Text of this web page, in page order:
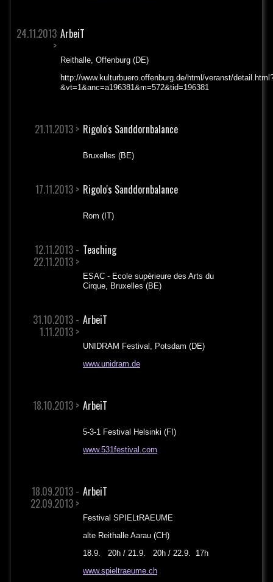
24.11.2013
>
ArbeiT
Reithalle, Offenburg (DE)
http://www.kulturbuero.offenburg.de/html/veranst/
&vt=1&anc=a196381&m=572&tid=196381
21.11.2013 > Rigolo's Sanddornbalance
Bruxelles (BE)
17.11.2013 > Rigolo's Sanddornbalance
Rom (IT)
12.11.2013 -
22.11.2013 >
Teaching
ESAC - Ecole supérieure des Arts du
Cirque, Bruxelles (BE)
31.10.2013 -
1.11.2013 >
ArbeiT
UNIDRAM Festival, Potsdam (DE)
www.unidram.de
18.10.2013 > ArbeiT
5-3-1 Festival Helsinki (FI)
www.531festival.com
18.09.2013 -
22.09.2013 >
ArbeiT
Festival SPIELtRAEUME
alte Reithalle Aarau (CH)
18.9. 20h / 21.9. 20h / 22.9. 17h
www.spieltraeume.ch